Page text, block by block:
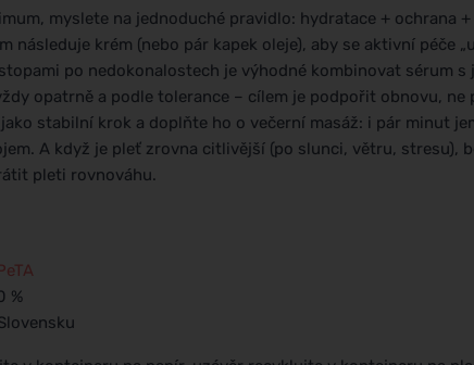
myslete na jednoduché pravidlo: hydratace + ochrana
následuje krém (nebo pár kapek oleje), aby se aktivní péče
po nedokonalostech je výhodné kombinovat sérum s
opatrně a podle tolerance – cílem je podpořit obnovu, ne
stabilní krok a doplňte ho o večerní masáž: i pár minut
A když je pleť zrovna citlivější (po slunci, větru, stresu),
pleti rovnováhu.
%